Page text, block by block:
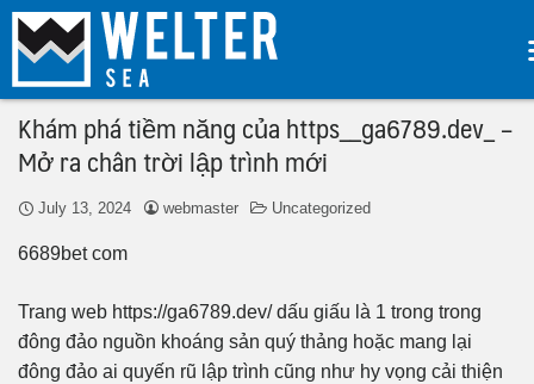
Khám phá tiềm năng của https__ga6789.dev_ –
Mở ra chân trời lập trình mới
July 13, 2024 webmaster Uncategorized
6689bet com
Trang web https://ga6789.dev/ dấu giấu là 1 trong trong
đông đảo nguồn khoáng sản quý thảng hoặc mang lại
đông đảo ai quyến rũ lập trình cũng như hy vọng cải thiện